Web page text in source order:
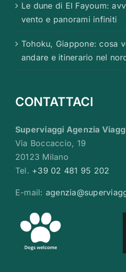
Le dune di El Fayoum:
vento e panorami infiniti
Tohoku, Giappone: cosa
andare e itinerario nel
CONTATTACI
Superviaggi Agenzia
Via Boccaccio, 19
20123 Milano
Tel. +39 02 481 95 202
E-mail: